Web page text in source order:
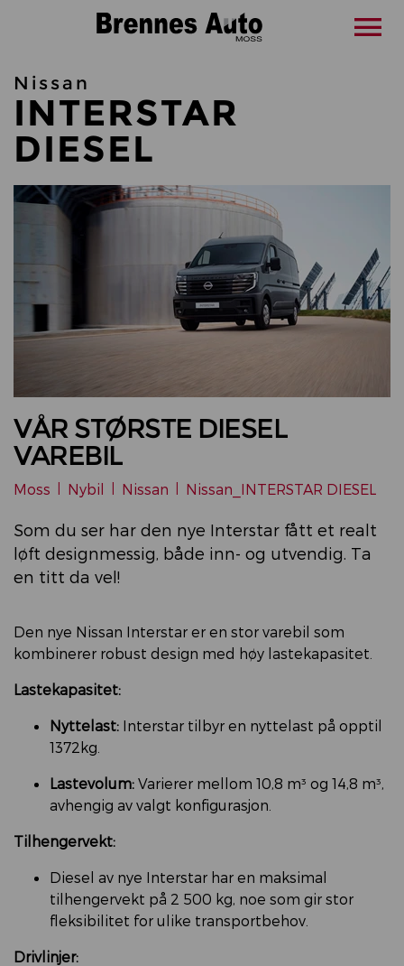
Nissan
INTERSTAR
DIESEL
VÅR STØRSTE DIESEL
VAREBIL
Moss Nybil Nissan Nissan_INTERSTAR DIESEL
Som du ser har den nye Interstar fått et realt
løft designmessig, både inn- og utvendig. Ta
en titt da vel!
​Den nye Nissan Interstar er en stor varebil som
kombinerer robust design med høy lastekapasitet.
Lastekapasitet:
Nyttelast: Interstar tilbyr en nyttelast på opptil
1372kg.
Lastevolum: Varierer mellom 10,8 m³ og 14,8 m³,
avhengig av valgt konfigurasjon.
Tilhengervekt:
Diesel av nye Interstar har en maksimal
tilhengervekt på 2 500 kg, noe som gir stor
fleksibilitet for ulike transportbehov. ​
Drivlinjer: